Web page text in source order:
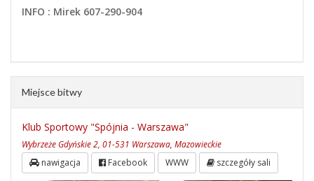
INFO : Mirek 607-290-904
Miejsce bitwy
Klub Sportowy "Spójnia - Warszawa"
Wybrzeże Gdyńskie 2, 01-531 Warszawa, Mazowieckie
nawigacja Facebook WWW szczegóły sali